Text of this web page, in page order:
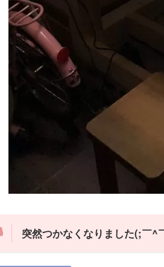
突然つかなくなりました(;￣^